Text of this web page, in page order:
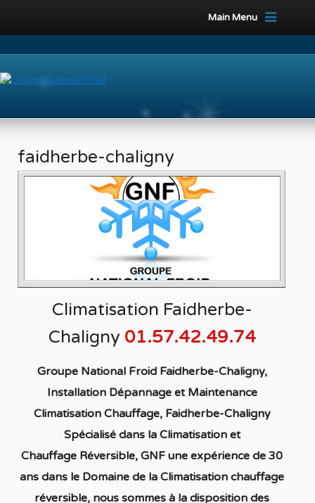
Main Menu
faidherbe-chaligny
Climatisation Faidherbe-
Chaligny 01.57.42.49.74
Groupe National Froid Faidherbe-Chaligny,
Installation Dépannage et Maintenance
Climatisation Chauffage,Faidherbe-Chaligny
Spécialisédans la Climatisationet
Chauffage Réversible, GNF une expérience de 30
ans dans le Domaine de la Climatisation chauffage
réversible, nous sommes à la disposition des